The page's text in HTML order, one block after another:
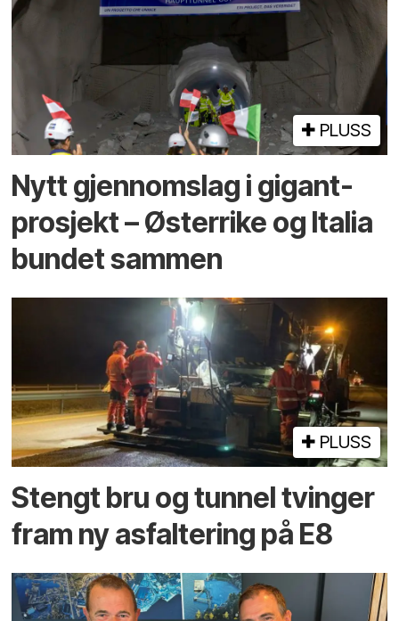
PLUSS
Nytt gjennomslag i gigant­
prosjekt – Østerrike og Italia
bundet sammen
PLUSS
Stengt bru og tunnel tvinger
fram ny asfaltering på E8